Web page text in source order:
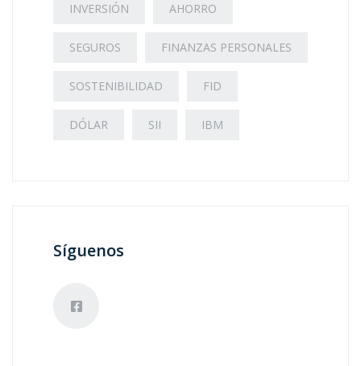
INVERSIÓN AHORRO
SEGUROS FINANZAS PERSONALES
SOSTENIBILIDAD FID
DÓLAR SII IBM
Síguenos